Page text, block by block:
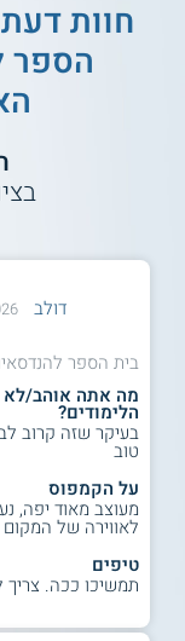
מעשית,
חשמל,
הנדסאי
ומטרתו
מערכות
ולטפל
משתלבים
קליניקות
רפואיים
פיזיקה,
ספרתית,
חוות
הספר
דולב
בית הספר
מה אתה אוהב/לא
הלימודים?
בעיקר שזה קרוב
טוב
על הקמפוס
מעוצב מאוד יפה,
לאווירה של המקום
טיפים
תמשיכו ככה.